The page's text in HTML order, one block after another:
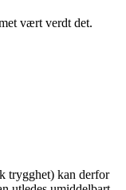
vært verdt det.
trygghet) kan derfor